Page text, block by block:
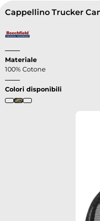
Cappellino Trucker
Materiale
100% Cotone
Colori disponibili